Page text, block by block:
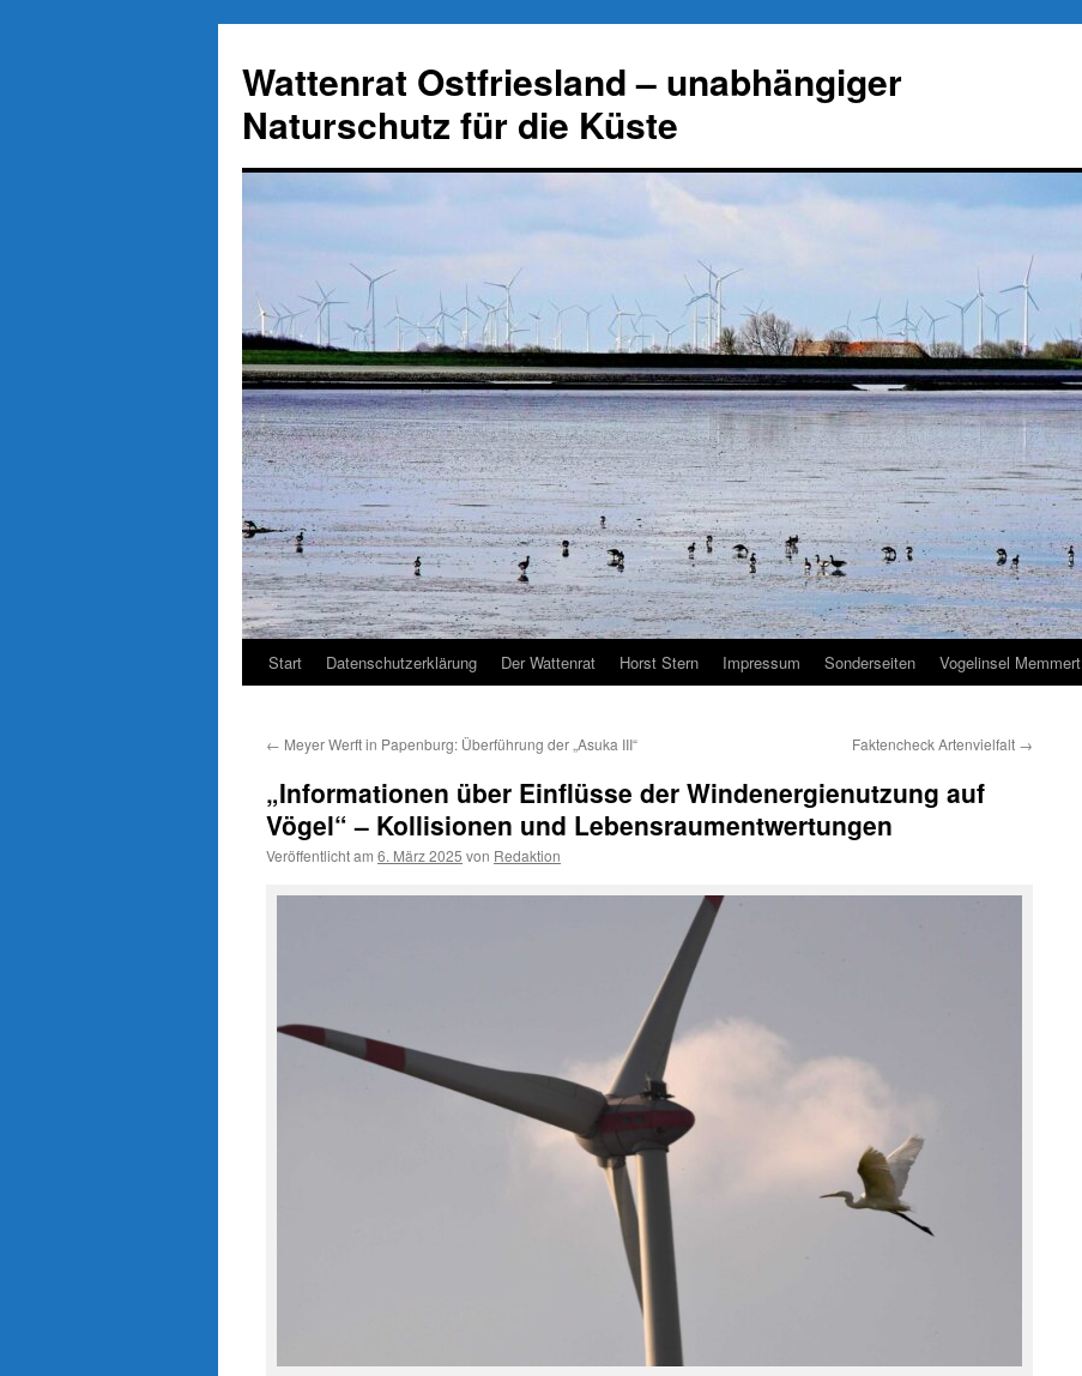
springen
Wattenrat Ostfriesland – unabhängiger
Naturschutz für die Küste
Start Datenschutzerklärung Der Wattenrat Horst Stern Impressum Sonderseiten Vogelinsel Memmert
← Meyer Werft in Papenburg: Überführung der „Asuka III“ Faktencheck Artenvielfalt →
„Informationen über Einflüsse der Windenergienutzung auf
Vögel“ – Kollisionen und Lebensraumentwertungen
Veröffentlicht am 6. März 2025 von Redaktion